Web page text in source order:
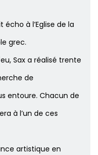
à l’Eglise de la
grec.
Sax a réalisé trente
de
entoure. Chacun de
à l’un de ces
artistique en